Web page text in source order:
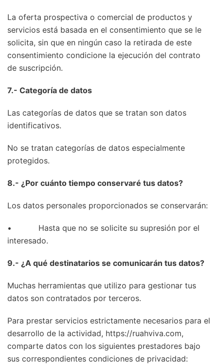
La oferta prospectiva o comercial de productos y
servicios está basada en el consentimiento que se le
solicita, sin que en ningún caso la retirada de este
consentimiento condicione la ejecución del contrato
de suscripción.
7.- Categoría de datos
Las categorías de datos que se tratan son datos
identificativos.
No se tratan categorías de datos especialmente
protegidos.
8.- ¿Por cuánto tiempo conservaré tus datos?
Los datos personales proporcionados se conservarán:
• Hasta que no se solicite su supresión por el
interesado.
9.- ¿A qué destinatarios se comunicarán tus datos?
Muchas herramientas que utilizo para gestionar tus
datos son contratados por terceros.
Para prestar servicios estrictamente necesarios para el
desarrollo de la actividad, https://ruahviva.com,
comparte datos con los siguientes prestadores bajo
sus correspondientes condiciones de privacidad: